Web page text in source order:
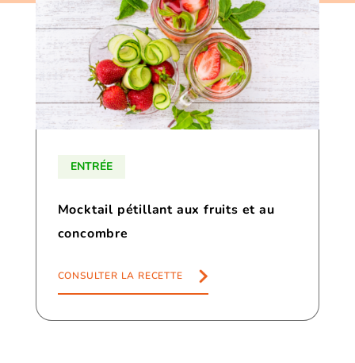
ENTRÉE
Mocktail pétillant aux fruits et au
concombre
CONSULTER LA RECETTE